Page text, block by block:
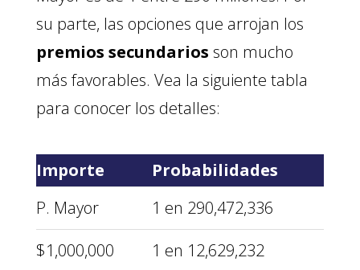
su parte, las opciones que arrojan los
premios secundarios son mucho
más favorables. Vea la siguiente tabla
para conocer los detalles:
Importe
Probabilidades
P. Mayor
1 en 290,472,336
$1,000,000
1 en 12,629,232